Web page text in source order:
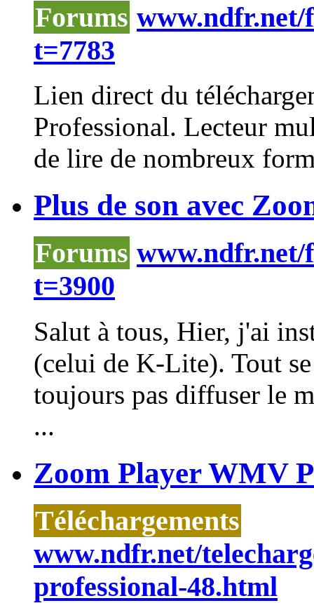
Forums www.ndfr.net/
t=7783
Lien direct du
Professional. Lecteur
de lire de nombreux
Plus de son avec
Forums www.ndfr.net/
t=3900
Salut à tous, Hier, j'ai
(celui de K-Lite). Tout
toujours pas diffuser le
...
Zoom Player WMV
Téléchargements
www.ndfr.net/
professional-48.html